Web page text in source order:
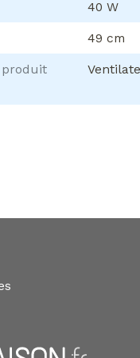
40 W
49 cm
produit